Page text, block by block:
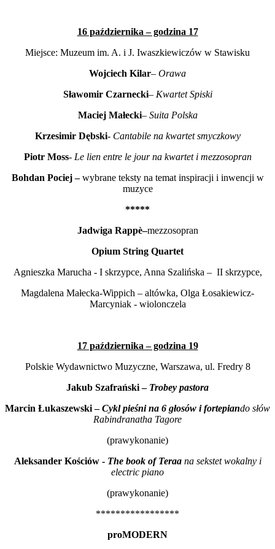
16 października – godzina 17
Miejsce: Muzeum im. A. i J. Iwaszkiewiczów w Stawisku
Wojciech Kilar– Orawa
Sławomir Czarnecki– Kwartet Spiski
Maciej Małecki– Suita Polska
Krzesimir Dębski- Cantabile na kwartet smyczkowy
Piotr Moss- Le lien entre le jour na kwartet i mezzosopran
Bohdan Pociej –wybrane teksty na temat inspiracji i inwencji w
muzyce
*****
Jadwiga Rappè–mezzosopran
Opium String Quartet
Agnieszka Marucha - I skrzypce, Anna Szalińska – II skrzypce,
Magdalena Małecka-Wippich – altówka, Olga Łosakiewicz-
Marcyniak - wiolonczela
17 października – godzina 19
Polskie Wydawnictwo Muzyczne, Warszawa, ul. Fredry 8
Jakub Szafrański – Trobey pastora
Marcin Łukaszewski –Cykl pieśni na 6 głosów i fortepiando słów
Rabindranatha Tagore
(prawykonanie)
Aleksander Kościów - The book of Teraa na sekstet wokalny i
electric piano
(prawykonanie)
*****************
proMODERN